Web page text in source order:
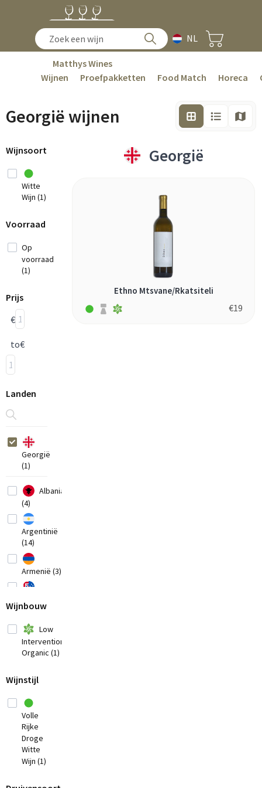
NL
Matthys Wines
Wijnen
Proefpakketten Food Match Horeca
Georgië wijnen
Wijnsoort
Witte
Wijn (1)
Voorraad
Op
voorraad
(1)
Prijs
€
to€
Landen
Georgië
(1)
Albania
(4)
Argentinië
(14)
Armenië (3)
(20)
België
(2)
Bosnia-
(1)
(3)
Bulgarije (1)
Chili (7)
Wijnbouw
Low
Intervention
Organic (1)
Wijnstijl
Volle
Rijke
Droge
Witte
Wijn (1)
Georgië
Ethno Mtsvane/Rkatsiteli
€19